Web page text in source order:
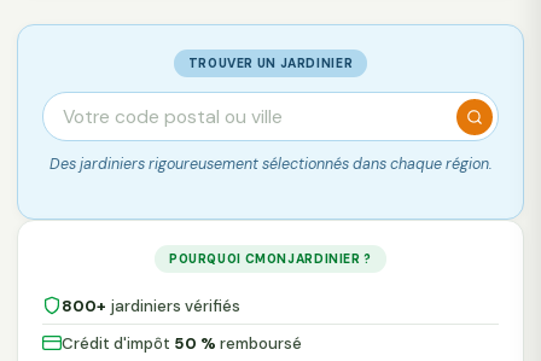
TROUVER UN JARDINIER
Des jardiniers rigoureusement sélectionnés dans chaque région.
POURQUOI CMONJARDINIER ?
800+ jardiniers vérifiés
Crédit d'impôt 50 % remboursé